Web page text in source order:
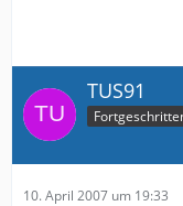
TUS91
10. April 2007 um 19:33